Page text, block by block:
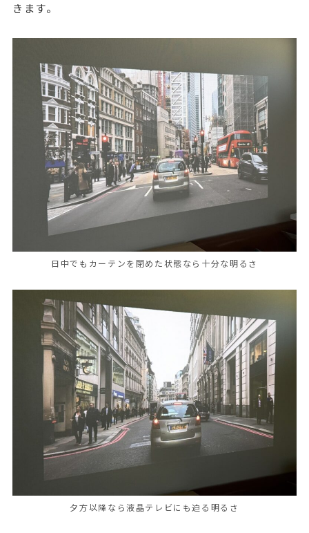
きます。
日中でもカーテンを閉めた状態なら十分な明るさ
夕方以降なら液晶テレビにも迫る明るさ